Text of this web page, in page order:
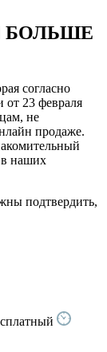
БОЛЬШЕ
согласно
от 23 февраля
не
продаже.
в наших
подтвердить,